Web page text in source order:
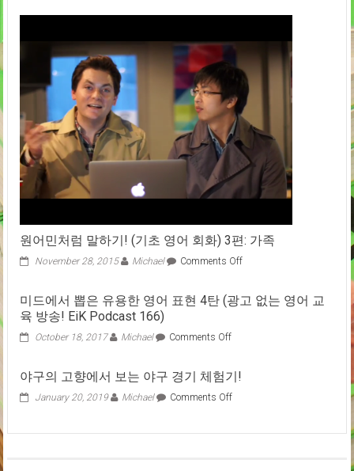
원어민처럼 말하기! (기초 영어 회화) 3편: 가족
November 28, 2015 Michael Comments Offon
민
어
미드에서 뽑은 유용한 영어 표현 4탄 (광고 없는 영어 교
육 방송! EiK Podcast 166)
October 18, 2017 Michael Comments Offon
에
서
유
야구의 고향에서 보는 야구 경기 체험기!
January 20, 2019 Michael Comments Offon